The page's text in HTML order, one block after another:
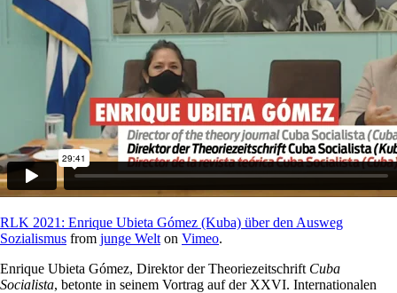
RLK 2021: Enrique Ubieta Gómez (Kuba) über den Ausweg
Sozialismus from junge Welt on Vimeo.
Enrique Ubieta Gómez, Direktor der Theoriezeitschrift Cuba
Socialista, betonte in seinem Vortrag auf der XXVI. Internationalen